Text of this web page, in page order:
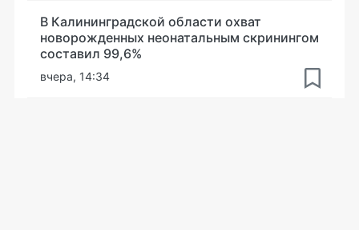
В Калининградской области охват
новорожденных неонатальным скринингом
составил 99,6%
вчера, 14:34